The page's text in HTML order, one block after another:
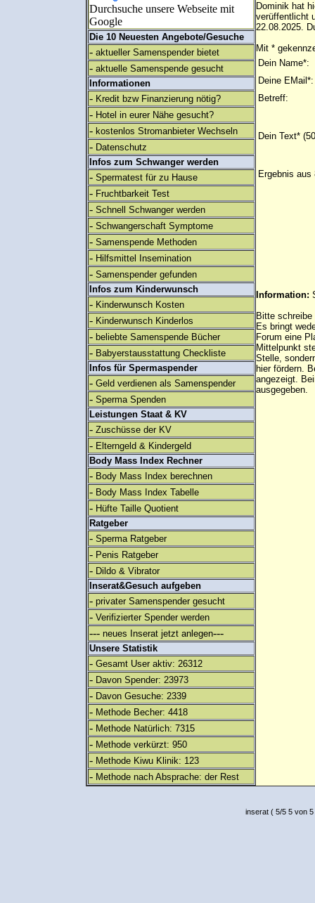
Durchsuche unsere Webseite mit
Google
Die 10 Neuesten Angebote/Gesuche
- aktueller Samenspender bietet
- aktuelle Samenspende gesucht
Informationen
- Kredit bzw Finanzierung nötig?
- Hotel in eurer Nähe gesucht?
- kostenlos Stromanbieter Wechseln
- Datenschutz
Infos zum Schwanger werden
- Spermatest für zu Hause
- Fruchtbarkeit Test
- Schnell Schwanger werden
- Schwangerschaft Symptome
- Samenspende Methoden
- Hilfsmittel Insemination
- Samenspender gefunden
Infos zum Kinderwunsch
- Kinderwunsch Kosten
- Kinderwunsch Kinderlos
- beliebte Samenspende Bücher
- Babyerstausstattung Checkliste
Infos für Spermaspender
- Geld verdienen als Samenspender
- Sperma Spenden
Leistungen Staat & KV
- Zuschüsse der KV
- Elterngeld & Kindergeld
Body Mass Index Rechner
- Body Mass Index berechnen
- Body Mass Index Tabelle
- Hüfte Taille Quotient
Ratgeber
- Sperma Ratgeber
- Penis Ratgeber
- Dildo & Vibrator
Inserat&Gesuch aufgeben
- privater Samenspender gesucht
- Verifizierter Spender werden
--- neues Inserat jetzt anlegen---
Unsere Statistik
- Gesamt User aktiv: 26312
- Davon Spender: 23973
- Davon Gesuche: 2339
- Methode Becher: 4418
- Methode Natürlich: 7315
- Methode verkürzt: 950
- Methode Kiwu Klinik: 123
- Methode nach Absprache: der Rest
Dominik hat
verüffentlicht
22.08.2025.
Mit *
Dein Name*:
Deine EMail*:
Betreff:
Dein Text*
Ergebnis aus
Information:
Bitte
Es bringt
Forum eine
Mittelpunkt
Stelle,
hier fördern.
angezeigt.
ausgegeben.
inserat( 5/5 5 von 5